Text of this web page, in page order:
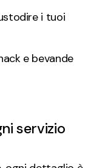
i tuoi
e bevande
servizio